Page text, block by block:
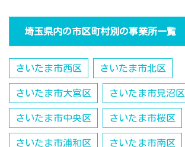
埼玉県内の市区町村別の事業所一覧
さいたま市西区 さいたま市北区
さいたま市大宮区 さいたま市見沼区
さいたま市中央区 さいたま市桜区
さいたま市浦和区 さいたま市南区